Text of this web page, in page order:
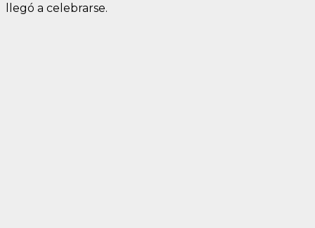
llegó a celebrarse.